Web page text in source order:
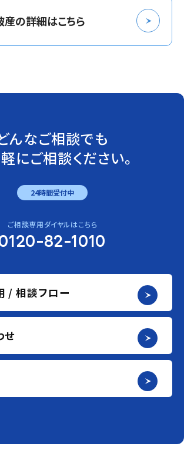
産の詳細はこちら
んなご相談でも
にご相談ください。
24時間受付中
ご相談専用ダイヤルはこちら
82-1010
/ 相談フロー
せ